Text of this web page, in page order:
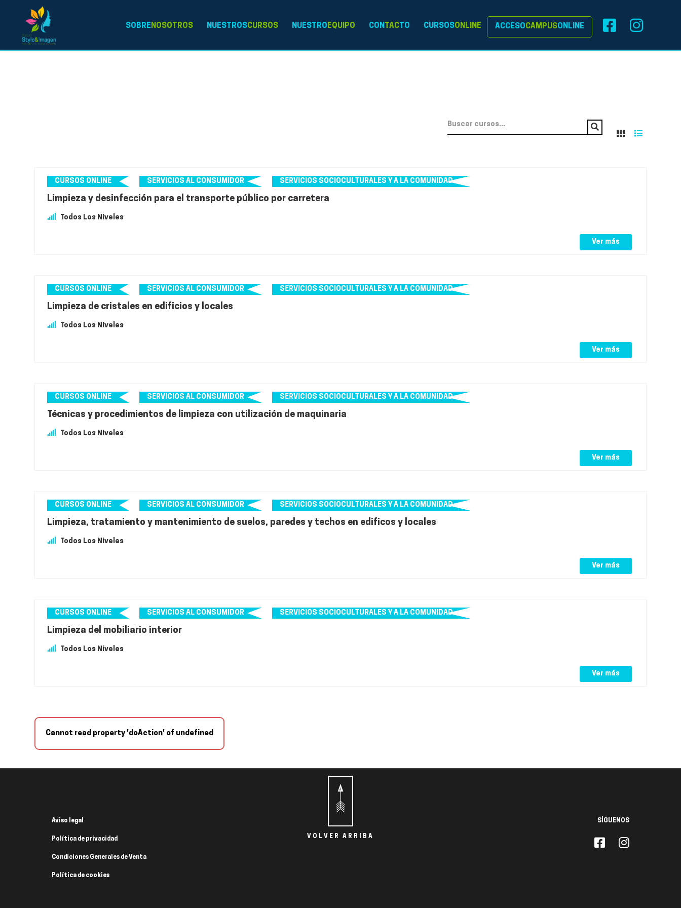
SOBRENOSOTROS NUESTROSCURSOS NUESTROEQUIPO CONTACTO CURSOSONLINE ACCESOCAMPUSONLINE
CURSOS ONLINE SERVICIOS AL CONSUMIDOR SERVICIOS SOCIOCULTURALES Y A LA COMUNIDAD
Limpieza y desinfección para el transporte público por carretera
Todos Los Niveles
Ver más
CURSOS ONLINE SERVICIOS AL CONSUMIDOR SERVICIOS SOCIOCULTURALES Y A LA COMUNIDAD
Limpieza de cristales en edificios y locales
Todos Los Niveles
Ver más
CURSOS ONLINE SERVICIOS AL CONSUMIDOR SERVICIOS SOCIOCULTURALES Y A LA COMUNIDAD
Técnicas y procedimientos de limpieza con utilización de maquinaria
Todos Los Niveles
Ver más
CURSOS ONLINE SERVICIOS AL CONSUMIDOR SERVICIOS SOCIOCULTURALES Y A LA COMUNIDAD
Limpieza, tratamiento y mantenimiento de suelos, paredes y techos en edificos y locales
Todos Los Niveles
Ver más
CURSOS ONLINE SERVICIOS AL CONSUMIDOR SERVICIOS SOCIOCULTURALES Y A LA COMUNIDAD
Limpieza del mobiliario interior
Todos Los Niveles
Ver más
Cannot read property 'doAction' of undefined
VOLVER ARRIBA
Aviso legal
Política de privacidad
Condiciones Generales de Venta
Política de cookies
SÍGUENOS